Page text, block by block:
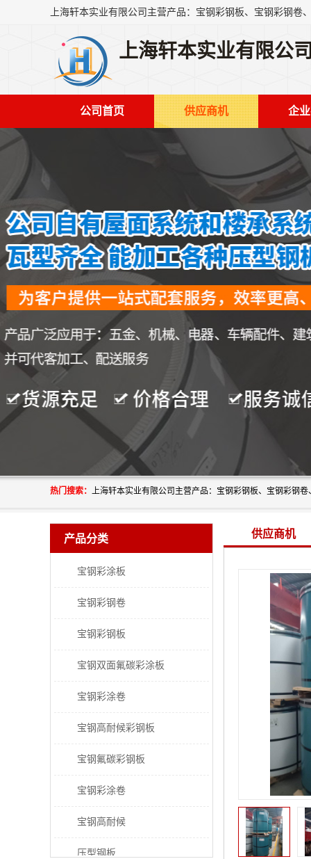
上海轩本实业有限公司
公司首页 供应商机 企
热门搜索：
产品分类
宝钢彩涂板
宝钢彩钢卷
宝钢彩钢板
宝钢双面氟碳彩涂板
宝钢彩涂卷
宝钢高耐候彩钢板
宝钢氟碳彩钢板
宝钢彩涂卷
宝钢高耐候
压型钢板
供应商机